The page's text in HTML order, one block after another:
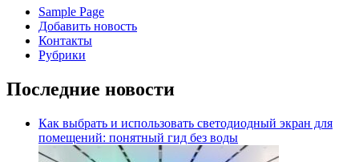
Sample Page
Добавить новость
Контакты
Рубрики
Последние новости
Как выбрать и использовать светодиодный экран для
помещений: понятный гид без воды